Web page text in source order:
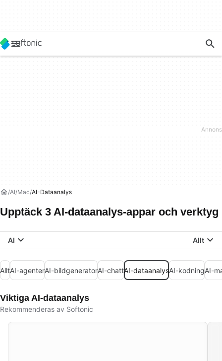
AI Mac AI-Dataanalys
Upptäck 3 AI-dataanalys-appar och verktyg
AI Allt
AlltAI-agenterAI-bildgeneratorAI-chattAI-dataanalysAI-kodningAI-
Viktiga AI-dataanalys
Rekommenderas av Softonic